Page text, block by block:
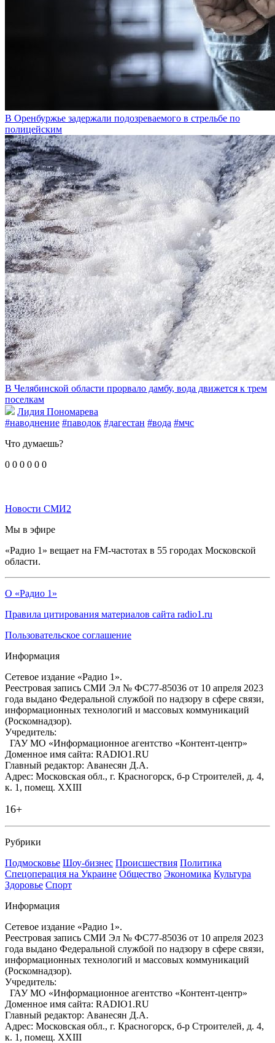
В Оренбуржье задержали подозреваемого в стрельбе по
полицейским
В Челябинской области прорвало дамбу, вода движется к трем
поселкам
Лидия Пономарева
#наводнение #паводок #дагестан #вода #мчс
Что думаешь?
0 0 0 0 0 0
Новости СМИ2
Мы в эфире
«Радио 1» вещает на FM-частотах в 55 городах Московской
области.
О «Радио 1»
Правила цитирования материалов сайта radio1.ru
Пользовательское соглашение
Информация
Сетевое издание «Радио 1».
Реестровая запись СМИ Эл № ФС77-85036 от 10 апреля 2023
года выдано Федеральной службой по надзору в сфере связи,
информационных технологий и массовых коммуникаций
(Роскомнадзор).
Учредитель:
ГАУ МО «Информационное агентство «Контент-центр»
Доменное имя сайта: RADIO1.RU
Главный редактор: Аванесян Д.А.
Адрес: Московская обл., г. Красногорск, б-р Строителей, д. 4,
к. 1, помещ. XXIII
16+
Рубрики
Подмосковье Шоу-бизнес Происшествия Политика
Спецоперация на Украине Общество Экономика Культура
Здоровье Спорт
Информация
Сетевое издание «Радио 1».
Реестровая запись СМИ Эл № ФС77-85036 от 10 апреля 2023
года выдано Федеральной службой по надзору в сфере связи,
информационных технологий и массовых коммуникаций
(Роскомнадзор).
Учредитель:
ГАУ МО «Информационное агентство «Контент-центр»
Доменное имя сайта: RADIO1.RU
Главный редактор: Аванесян Д.А.
Адрес: Московская обл., г. Красногорск, б-р Строителей, д. 4,
к. 1, помещ. XXIII